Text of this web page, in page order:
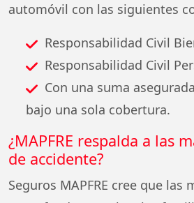
automóvil con las siguientes
Responsabilidad Civil
Responsabilidad Civil
Con una suma
bajo una sola cobertura.
¿MAPFRE respalda a las
de accidente?
Seguros MAPFRE cree que las